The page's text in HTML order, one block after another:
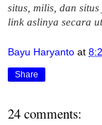
situs, milis, dan
link aslinya secara
Bayu Haryanto at
Share
24 comments: